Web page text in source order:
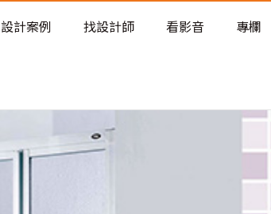
老屋預算分配與高 CP 值煥新術
設計案例 找設計師 看影音 專欄